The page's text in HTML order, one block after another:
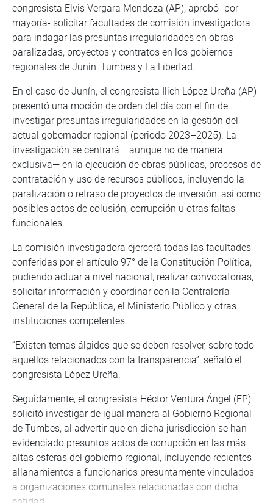
congresista Elvis Vergara Mendoza (AP), aprobó -por
mayoría- solicitar facultades de comisión investigadora
para indagar las presuntas irregularidades en obras
paralizadas, proyectos y contratos en los gobiernos
regionales de Junín, Tumbes y La Libertad.
En el caso de Junín, el congresista Ilich López Ureña (AP)
presentó una moción de orden del día con el fin de
investigar presuntas irregularidades en la gestión del
actual gobernador regional (periodo 2023–2025). La
investigación se centrará —aunque no de manera
exclusiva— en la ejecución de obras públicas, procesos de
contratación y uso de recursos públicos, incluyendo la
paralización o retraso de proyectos de inversión, así como
posibles actos de colusión, corrupción u otras faltas
funcionales.
La comisión investigadora ejercerá todas las facultades
conferidas por el artículo 97° de la Constitución Política,
pudiendo actuar a nivel nacional, realizar convocatorias,
solicitar información y coordinar con la Contraloría
General de la República, el Ministerio Público y otras
instituciones competentes.
“Existen temas álgidos que se deben resolver, sobre todo
aquellos relacionados con la transparencia”, señaló el
congresista López Ureña.
Seguidamente, el congresista Héctor Ventura Ángel (FP)
solicitó investigar de igual manera al Gobierno Regional
de Tumbes, al advertir que en dicha jurisdicción se han
evidenciado presuntos actos de corrupción en las más
altas esferas del gobierno regional, incluyendo recientes
allanamientos a funcionarios presuntamente vinculados
a organizaciones comunales relacionadas con dicha